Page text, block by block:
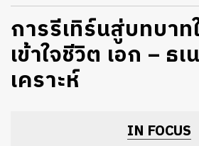
การรีเทิร์นสู่บทบา
เข้าใจชีวิต เอก – ธ
เคราะห์
IN FOCUS